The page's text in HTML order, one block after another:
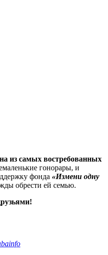
из самых востребованных
гонорары, и
фонда «Измени одну
обрести ей семью.